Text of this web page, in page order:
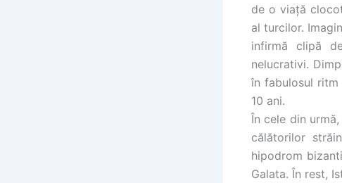
de o viaţă
al turcilor.
infirmă clipă
nelucrativi.
în fabulosul
10 ani.
În cele din
călătorilor
hipodrom
Galata. În rest,